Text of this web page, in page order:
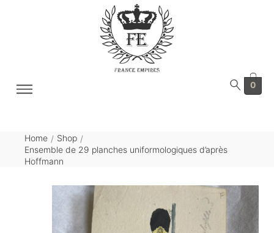
0
Home / Shop /
Ensemble de 29 planches uniformologiques d’après
Hoffmann